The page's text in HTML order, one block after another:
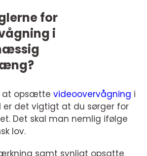
for
i
at opsætte videoovervågning i
er det vigtigt at du sørger for
Det skal man nemlig ifølge
lov.
samt synligt opsatte